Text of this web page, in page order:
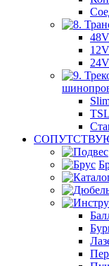
48V
12V
24V
TSL